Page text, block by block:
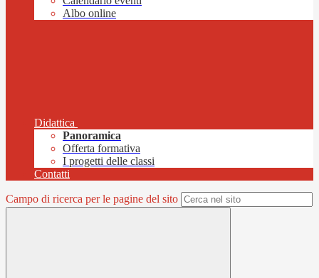
Albo online
Didattica
Panoramica
Offerta formativa
I progetti delle classi
Contatti
Campo di ricerca per le pagine del sito